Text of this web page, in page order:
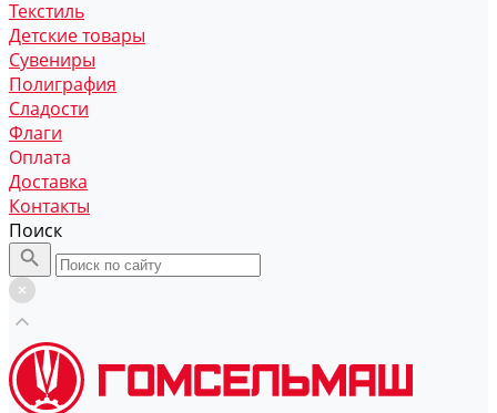
Текстиль
Детские товары
Сувениры
Полиграфия
Сладости
Флаги
Оплата
Доставка
Контакты
Поиск